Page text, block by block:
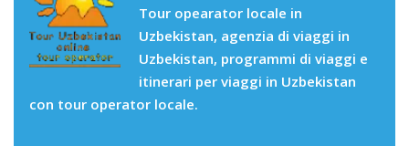
Tour opearator locale in
Uzbekistan, agenzia di viaggi in
Uzbekistan, programmi di viaggi e
itinerari per viaggi in Uzbekistan
con tour operator locale.